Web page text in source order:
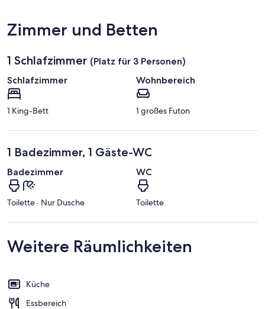
Zimmer und Betten
1 Schlafzimmer (Platz für 3 Personen)
Schlafzimmer
1 King-Bett
Wohnbereich
1 großes Futon
1 Badezimmer, 1 Gäste-WC
Badezimmer
Toilette · Nur Dusche
WC
Toilette
Weitere Räumlichkeiten
Küche
Essbereich